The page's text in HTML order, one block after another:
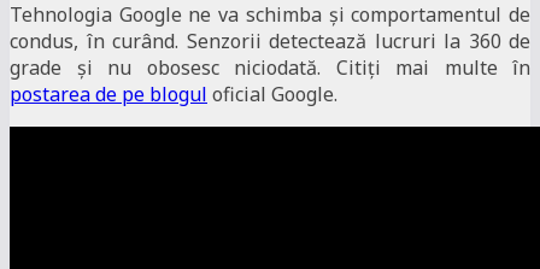
Tehnologia Google ne va schimba și comportamentul de
condus, în curând. Senzorii detectează lucruri la 360 de
grade și nu obosesc niciodată. Citiți mai multe în
postarea de pe blogul oficial Google.